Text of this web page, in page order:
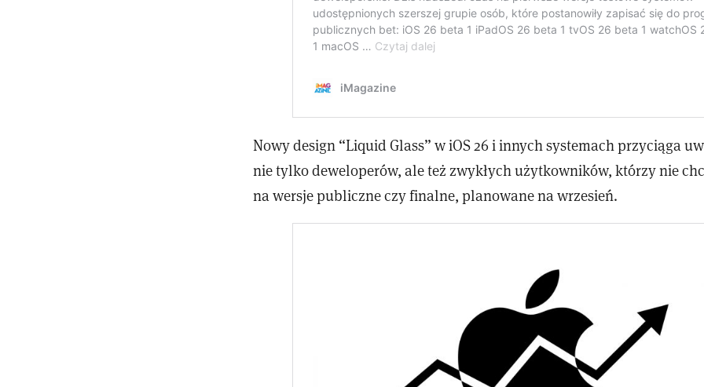
Nowy design “Liquid Glass” w iOS 26 i innych systemach przyciąga
nie tylko deweloperów, ale też zwykłych użytkowników, którzy nie
na wersje publiczne czy finalne, planowane na wrzesień.